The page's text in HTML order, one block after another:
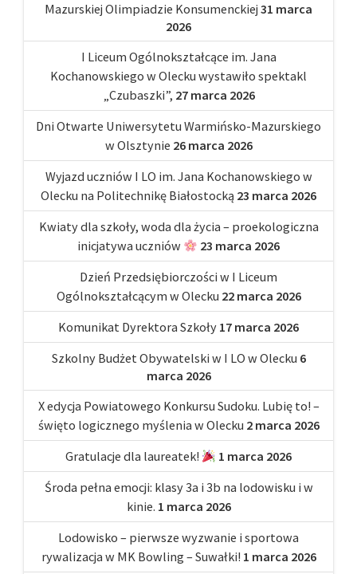
Mazurskiej Olimpiadzie Konsumenckiej 31 marca
2026
I Liceum Ogólnokształcące im. Jana
Kochanowskiego w Olecku wystawiło spektakl
„Czubaszki”, 27 marca 2026
Dni Otwarte Uniwersytetu Warmińsko-Mazurskiego
w Olsztynie 26 marca 2026
Wyjazd uczniów I LO im. Jana Kochanowskiego w
Olecku na Politechnikę Białostocką 23 marca 2026
Kwiaty dla szkoły, woda dla życia – proekologiczna
inicjatywa uczniów
23 marca 2026
Dzień Przedsiębiorczości w I Liceum
Ogólnokształcącym w Olecku 22 marca 2026
Komunikat Dyrektora Szkoły 17 marca 2026
Szkolny Budżet Obywatelski w I LO w Olecku 6
marca 2026
X edycja Powiatowego Konkursu Sudoku. Lubię to! –
święto logicznego myślenia w Olecku 2 marca 2026
Gratulacje dla laureatek!
1 marca 2026
Środa pełna emocji: klasy 3a i 3b na lodowisku i w
kinie. 1 marca 2026
Lodowisko – pierwsze wyzwanie i sportowa
rywalizacja w MK Bowling – Suwałki! 1 marca 2026